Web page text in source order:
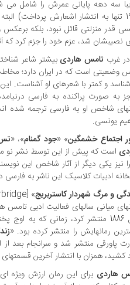
1928 تنها به انتشار اشعارش پرداخت)
قدر منزلتی قائل نبود، بلکه
نصیبشان شد، عزم خود را جزم کرد که
در غرب تامس هاردی بیشتر شاعر
وضعیتی است که در ایران دارد؛
و کمتر با شعرهای او آشناست.
به صورت پراکنده به فارسی
شاخص او به فارسی ترجمه شده
یونسی.
اجتماع خشمگین» «جود گمنام»، «
است که پیش از این توسط نشر نو
نیز یکی دیگر از آثار شاخص این
ادبیات کلاسیک این ناشر به
و مرگ شهردار کاستربریج
میانی سالهای فعالیت ادبی
سال 1886 منتشر کرد، زمانی که
رمانهایش را منتشر کرده بود. «
پاورقی منتشر شد و سرانجام بعد از
کشید، همزان با انتشار آخرین
هاردی برای این رمان ارزش ویژه